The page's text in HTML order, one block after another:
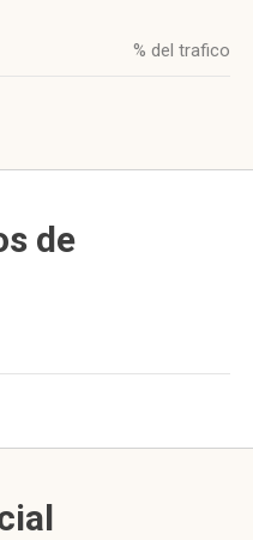
% del trafico
de